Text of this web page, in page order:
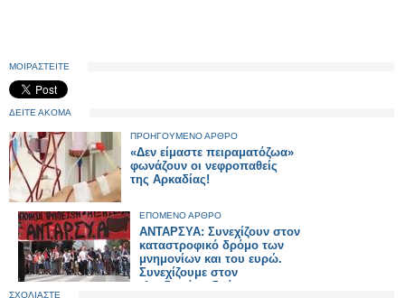
ΜΟΙΡΑΣΤΕΙΤΕ
ΔΕΙΤΕ ΑΚΟΜΑ
ΠΡΟΗΓΟΥΜΕΝΟ ΑΡΘΡΟ
«Δεν είμαστε πειραματόζωα»
φωνάζουν οι νεφροπαθείς
της Αρκαδίας!
ΕΠΟΜΕΝΟ ΑΡΘΡΟ
ΑΝΤΑΡΣΥΑ: Συνεχίζουν στον
καταστροφικό δρόμο των
μνημονίων και του ευρώ.
Συνεχίζουμε στον
ελπιδοφόρο δρόμο της
ΣΧΟΛΙΑΣΤΕ